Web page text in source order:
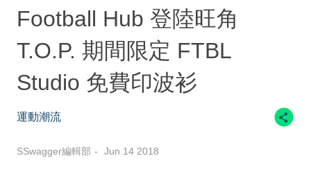
Football Hub 登陸旺角
T.O.P. 期間限定 FTBL
Studio 免費印波衫
運動潮流
SSwagger編輯部 Jun 14 2018